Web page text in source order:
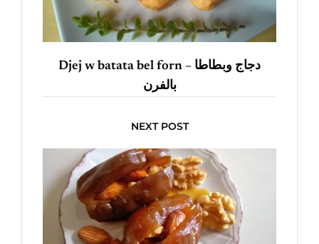
Djej w batata bel forn – دجاج وبطاطا
بالفرن
NEXT POST